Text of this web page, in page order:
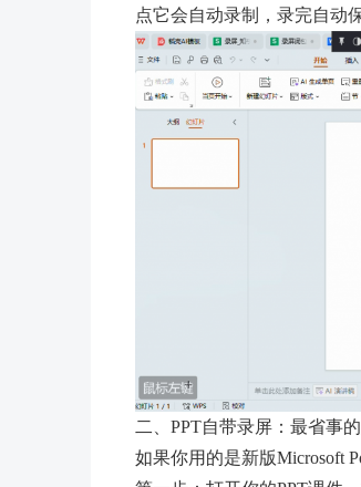
点它会自动录制，录完自动
二、PPT自带录屏：最省事
如果你用的是新版Microsoft